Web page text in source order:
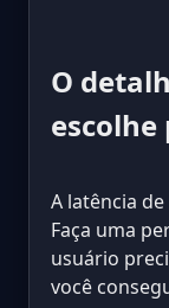
O
escolhe
A latência
Faça uma
usuário
você